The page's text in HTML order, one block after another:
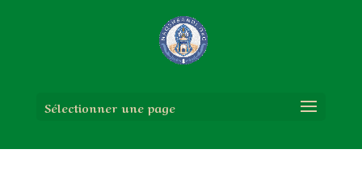
Sélectionner une page